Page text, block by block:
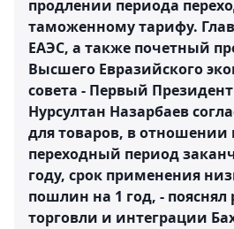
продлении периода
таможенному тарифу.
ЕАЭС, а также почетный
Высшего Евразийского
совета - Первый
Нурсултан Назарбаев
для товаров, в отношении
переходный период
году, срок применения
пошлин на 1 год, -
торговли и интеграции